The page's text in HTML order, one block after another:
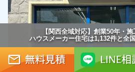
【関西全域対応】創業50年・施
ハウスメーカー住宅は1,132件と全